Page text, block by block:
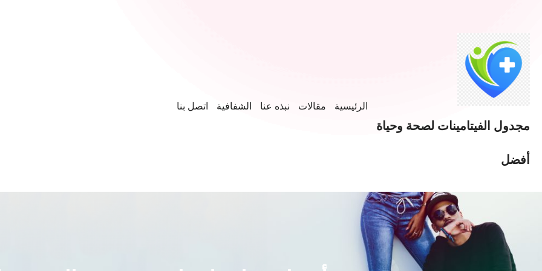
مجدول الفيتامينات لصحة وحياة
أفضل
الرئيسية مقالات نبذه عنا الشفافية اتصل بنا